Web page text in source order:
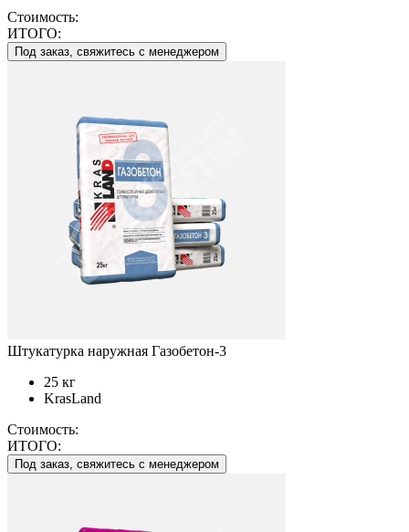
Стоимость:
ИТОГО:
Под заказ, свяжитесь с менеджером
Штукатурка наружная Газобетон-3
25 кг
KrasLand
Стоимость:
ИТОГО:
Под заказ, свяжитесь с менеджером